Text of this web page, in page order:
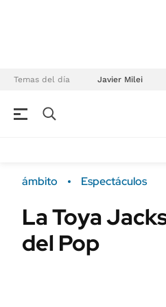
Temas del día Javier Milei
Campo
FINANZAS
ámbito Espectáculos
La Toya
del Pop